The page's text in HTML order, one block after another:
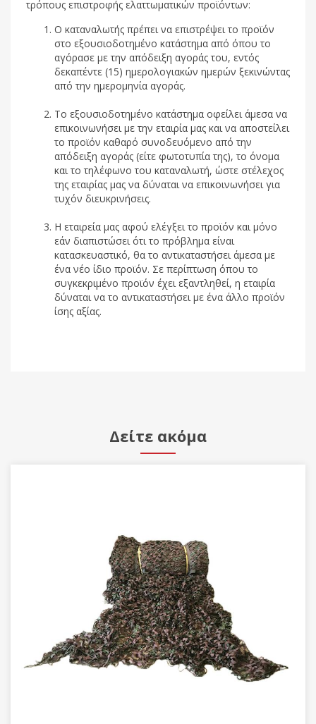
τρόπους επιστροφής ελαττωματικών προϊόντων:
Ο καταναλωτής πρέπει να επιστρέψει το προϊόν
στο εξουσιοδοτημένο κατάστημα από όπου το
αγόρασε με την απόδειξη αγοράς του, εντός
δεκαπέντε (15) ημερολογιακών ημερών ξεκινώντας
από την ημερομηνία αγοράς.
Το εξουσιοδοτημένο κατάστημα οφείλει άμεσα να
επικοινωνήσει με την εταιρία μας και να αποστείλει
το προϊόν καθαρό συνοδευόμενο από την
απόδειξη αγοράς (είτε φωτοτυπία της), το όνομα
και το τηλέφωνο του καταναλωτή, ώστε στέλεχος
της εταιρίας μας να δύναται να επικοινωνήσει για
τυχόν διευκρινήσεις.
Η εταιρεία μας αφού ελέγξει το προϊόν και μόνο
εάν διαπιστώσει ότι το πρόβλημα είναι
κατασκευαστικό, θα το αντικαταστήσει άμεσα με
ένα νέο ίδιο προϊόν. Σε περίπτωση όπου το
συγκεκριμένο προϊόν έχει εξαντληθεί, η εταιρία
δύναται να το αντικαταστήσει με ένα άλλο προϊόν
ίσης αξίας.
Δείτε ακόμα